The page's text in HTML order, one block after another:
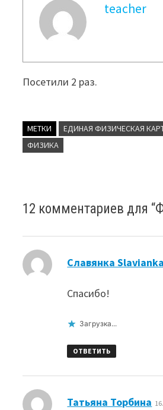
teacher
Посетили 2 раз.
МЕТКИ ЕДИНАЯ ФИЗИЧЕСКАЯ
ФИЗИКА
12 комментариев для “
Славянка Slavianka
Спасибо!
Загрузка...
ОТВЕТИТЬ
Татьяна Торбина